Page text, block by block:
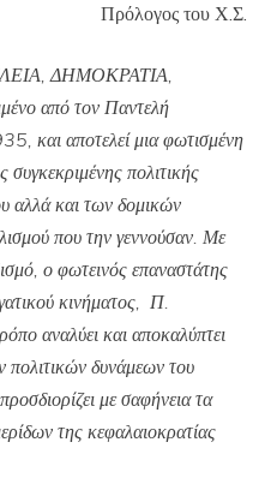
Πρόλογος του Χ.Σ.
ΔΗΜΟΚΡΑΤΙΑ,
από τον Παντελή
και αποτελεί μια φωτισμένη
πολιτικής
αλλά και των δομικών
που την γεννούσαν. Με
ο φωτεινός επαναστάτης
κινήματος, Π.
αναλύει και αποκαλύπτει
δυνάμεων του
με σαφήνεια τα
της κεφαλαιοκρατίας